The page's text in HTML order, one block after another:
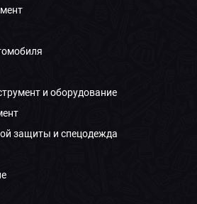
и оборудование
защиты и спецодежда